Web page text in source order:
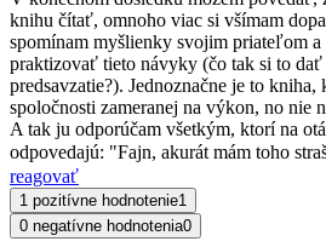
knihu čítať, omnoho viac si všímam
spomínam myšlienky svojim priateľom a
praktizovať tieto návyky (čo tak si to dať
predsavzatie?). Jednoznačne je to kniha,
spoločnosti zameranej na výkon, no nie
A tak ju odporúčam všetkým, ktorí na
odpovedajú: "Fajn, akurát mám toho
reagovať
1 pozitívne hodnotenie1
0 negatívne hodnotenia0